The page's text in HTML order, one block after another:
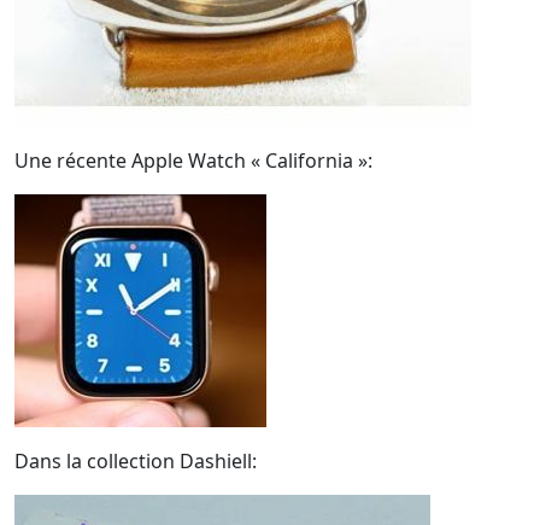
Une récente Apple Watch « California »:
Dans la collection Dashiell: